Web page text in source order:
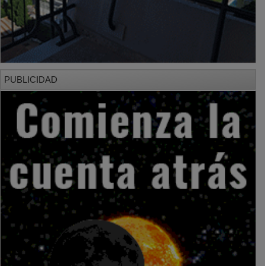
PUBLICIDAD